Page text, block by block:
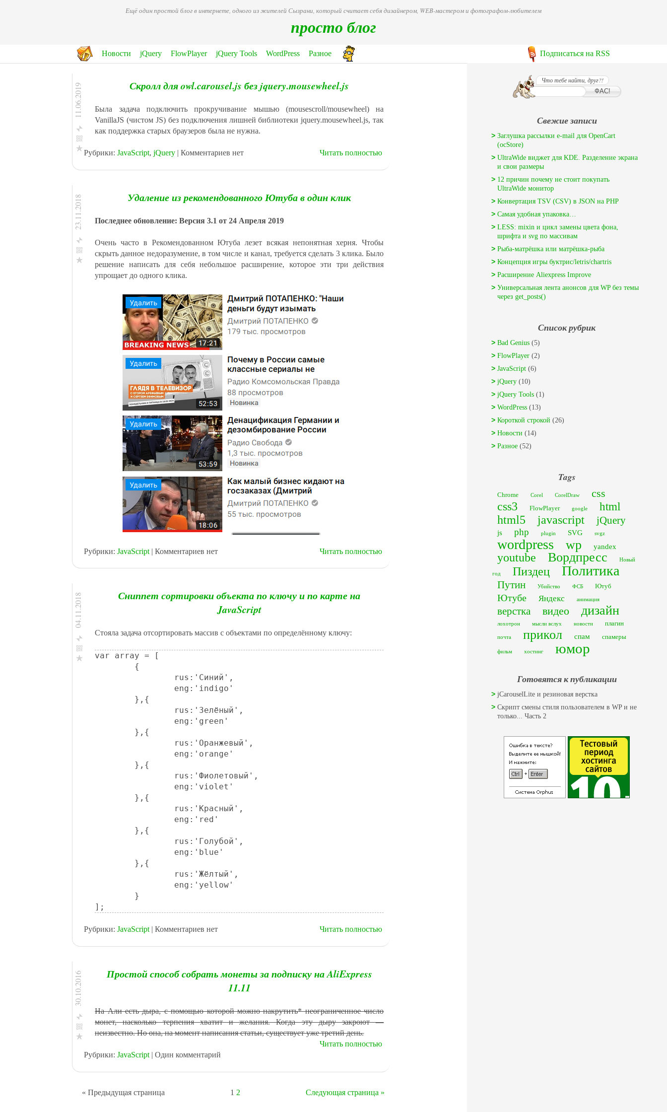
Ещё один простой блог в интернете, одного из жителей Сызрани, который считает себя дизайнером, WEB-мастером и фотографом-любителем
просто блог
Новости jQuery FlowPlayer jQuery Tools WordPress Разное Подписаться на RSS
11.06.2019
ВКонтакте
Мой Мир@Mail.Ru
Blogger
Яндекс.Закладки
Я.ру
Скролл для owl.carousel.js без jquery.mousewheel.js
Была задача подключить прокручивание мышью (mousescroll/mousewheel) на
VanillaJS (чистом JS) без подключения лишней библиотеки jquery.mousewheel.js, так
как поддержка старых браузеров была не нужна.
Читать полностью
Рубрики: JavaScript, jQuery| Комментариев нет
23.11.2018
Одноклассникм
Мой Мир@Mail.Ru
Twitter
Google+
Blogger
Мой Круг
Яндекс.Закладки
Удаление из рекомендованного Ютуба в один клик
Последнее обновление: Версия 3.1 от 24 Апреля 2019
Очень часто в Рекомендованном Ютуба лезет всякая непонятная херня. Чтобы
скрыть данное недоразумение, в том числе и канал, требуется сделать 3 клика. Было
решение написать для себя небольшое расширение, которое эти три действия
упрощает до одного клика.
Читать полностью
Рубрики: JavaScript| Комментариев нет
04.11.2018
Facebook
Мой Мир@Mail.Ru
Сниппет сортировки объекта по ключу и по карте на
JavaScript
Стояла задача отсортировать массив с объектами по определённому ключу:
var array = [
];
Читать полностью
Рубрики: JavaScript| Комментариев нет
30.10.2016
ВКонтакте
Twitter
Простой способ собрать монеты за подписку на AliExpress
11.11
На Али есть дыра, с помощью которой можно накрутить* неограниченное число
монет, насколько терпения хватит и желания. Когда эту дыру закроют —
неизвестно. Но она, на момент написания статьи, существует уже третий день.
Читать полностью
Рубрики: JavaScript| Один комментарий
« Предыдущая страница 1 2 Следующая страница »
Что тебе найти, друг?!
Свежие записи
Заглушка рассылки e-mail для OpenCart
(ocStore)
UltraWide виджет для KDE. Разделение экрана
и свои размеры
12 причин почему не стоит покупать
UltraWide монитор
Конвертация TSV (CSV) в JSON на PHP
Самая удобная упаковка…
LESS: mixin и цикл замены цвета фона,
шрифта и svg по массивам
Рыба-матрёшка или матрёшка-рыба
Концепция игры буктрис/letris/chartris
Расширение Aliexpress Improve
Универсальная лента анонсов для WP без темы
через get_posts()
Список рубрик
Bad Genius (5)
FlowPlayer (2)
JavaScript (6)
jQuery (10)
jQuery Tools (1)
WordPress (13)
Короткой строкой (26)
Новости (14)
Разное (52)
Tags
Chrome Corel CorelDraw css
css3 FlowPlayer google html
html5 javascript jQuery
js php plugin SVG svgz
wordpress wp yandex
youtube Вордпресс Новый
год Пиздец Политика
Путин Убийство ФСБ Ютуб
Ютубе Яндекс анимация
верстка видео дизайн
лохотрон мысли вслух новости плагин
почта прикол спам спамеры
фильм хостинг юмор
Готовятся к публикации
jCarouselLite и резиновая верстка
Скрипт смены стиля пользователем в WP и не
только... Часть 2